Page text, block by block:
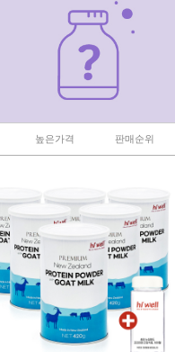
높은가격 판매순위